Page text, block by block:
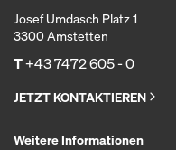
Josef Umdasch Platz 1
3300 Amstetten
T+43 7472 605 - 0
JETZT KONTAKTIEREN
Weitere Informationen